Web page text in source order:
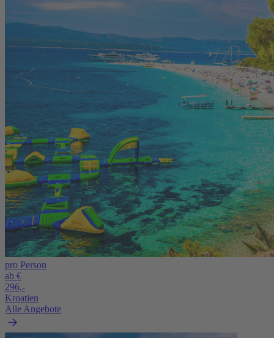
pro Person
ab €
296,-
Kroatien
Alle Angebote